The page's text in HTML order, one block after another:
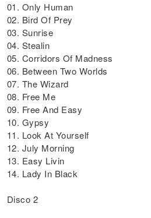
01. Only Human
02. Bird Of Prey
03. Sunrise
04. Stealin
05. Corridors Of Madness
06. Between Two Worlds
07. The Wizard
08. Free Me
09. Free And Easy
10. Gypsy
11. Look At Yourself
12. July Morning
13. Easy Livin
14. Lady In Black
Disco 2